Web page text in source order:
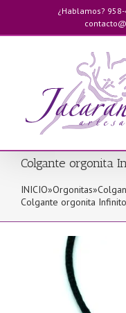
contenido
¿Hablamos?
Colgante orgonita
INICIO»Orgonitas»
Colgante orgonita